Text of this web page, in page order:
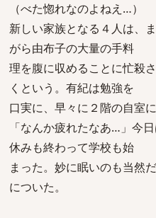
（べた惚れなのよねえ…）
新しい家族となる４人は、
がら由布子の大量の手料
理を腹に収めることに忙殺
くという。有紀は勉強を
口実に、早々に２階の自室に
「なんか疲れたなあ…」今
休みも終わって学校も始
まった。妙に眠いのも当然
についた。